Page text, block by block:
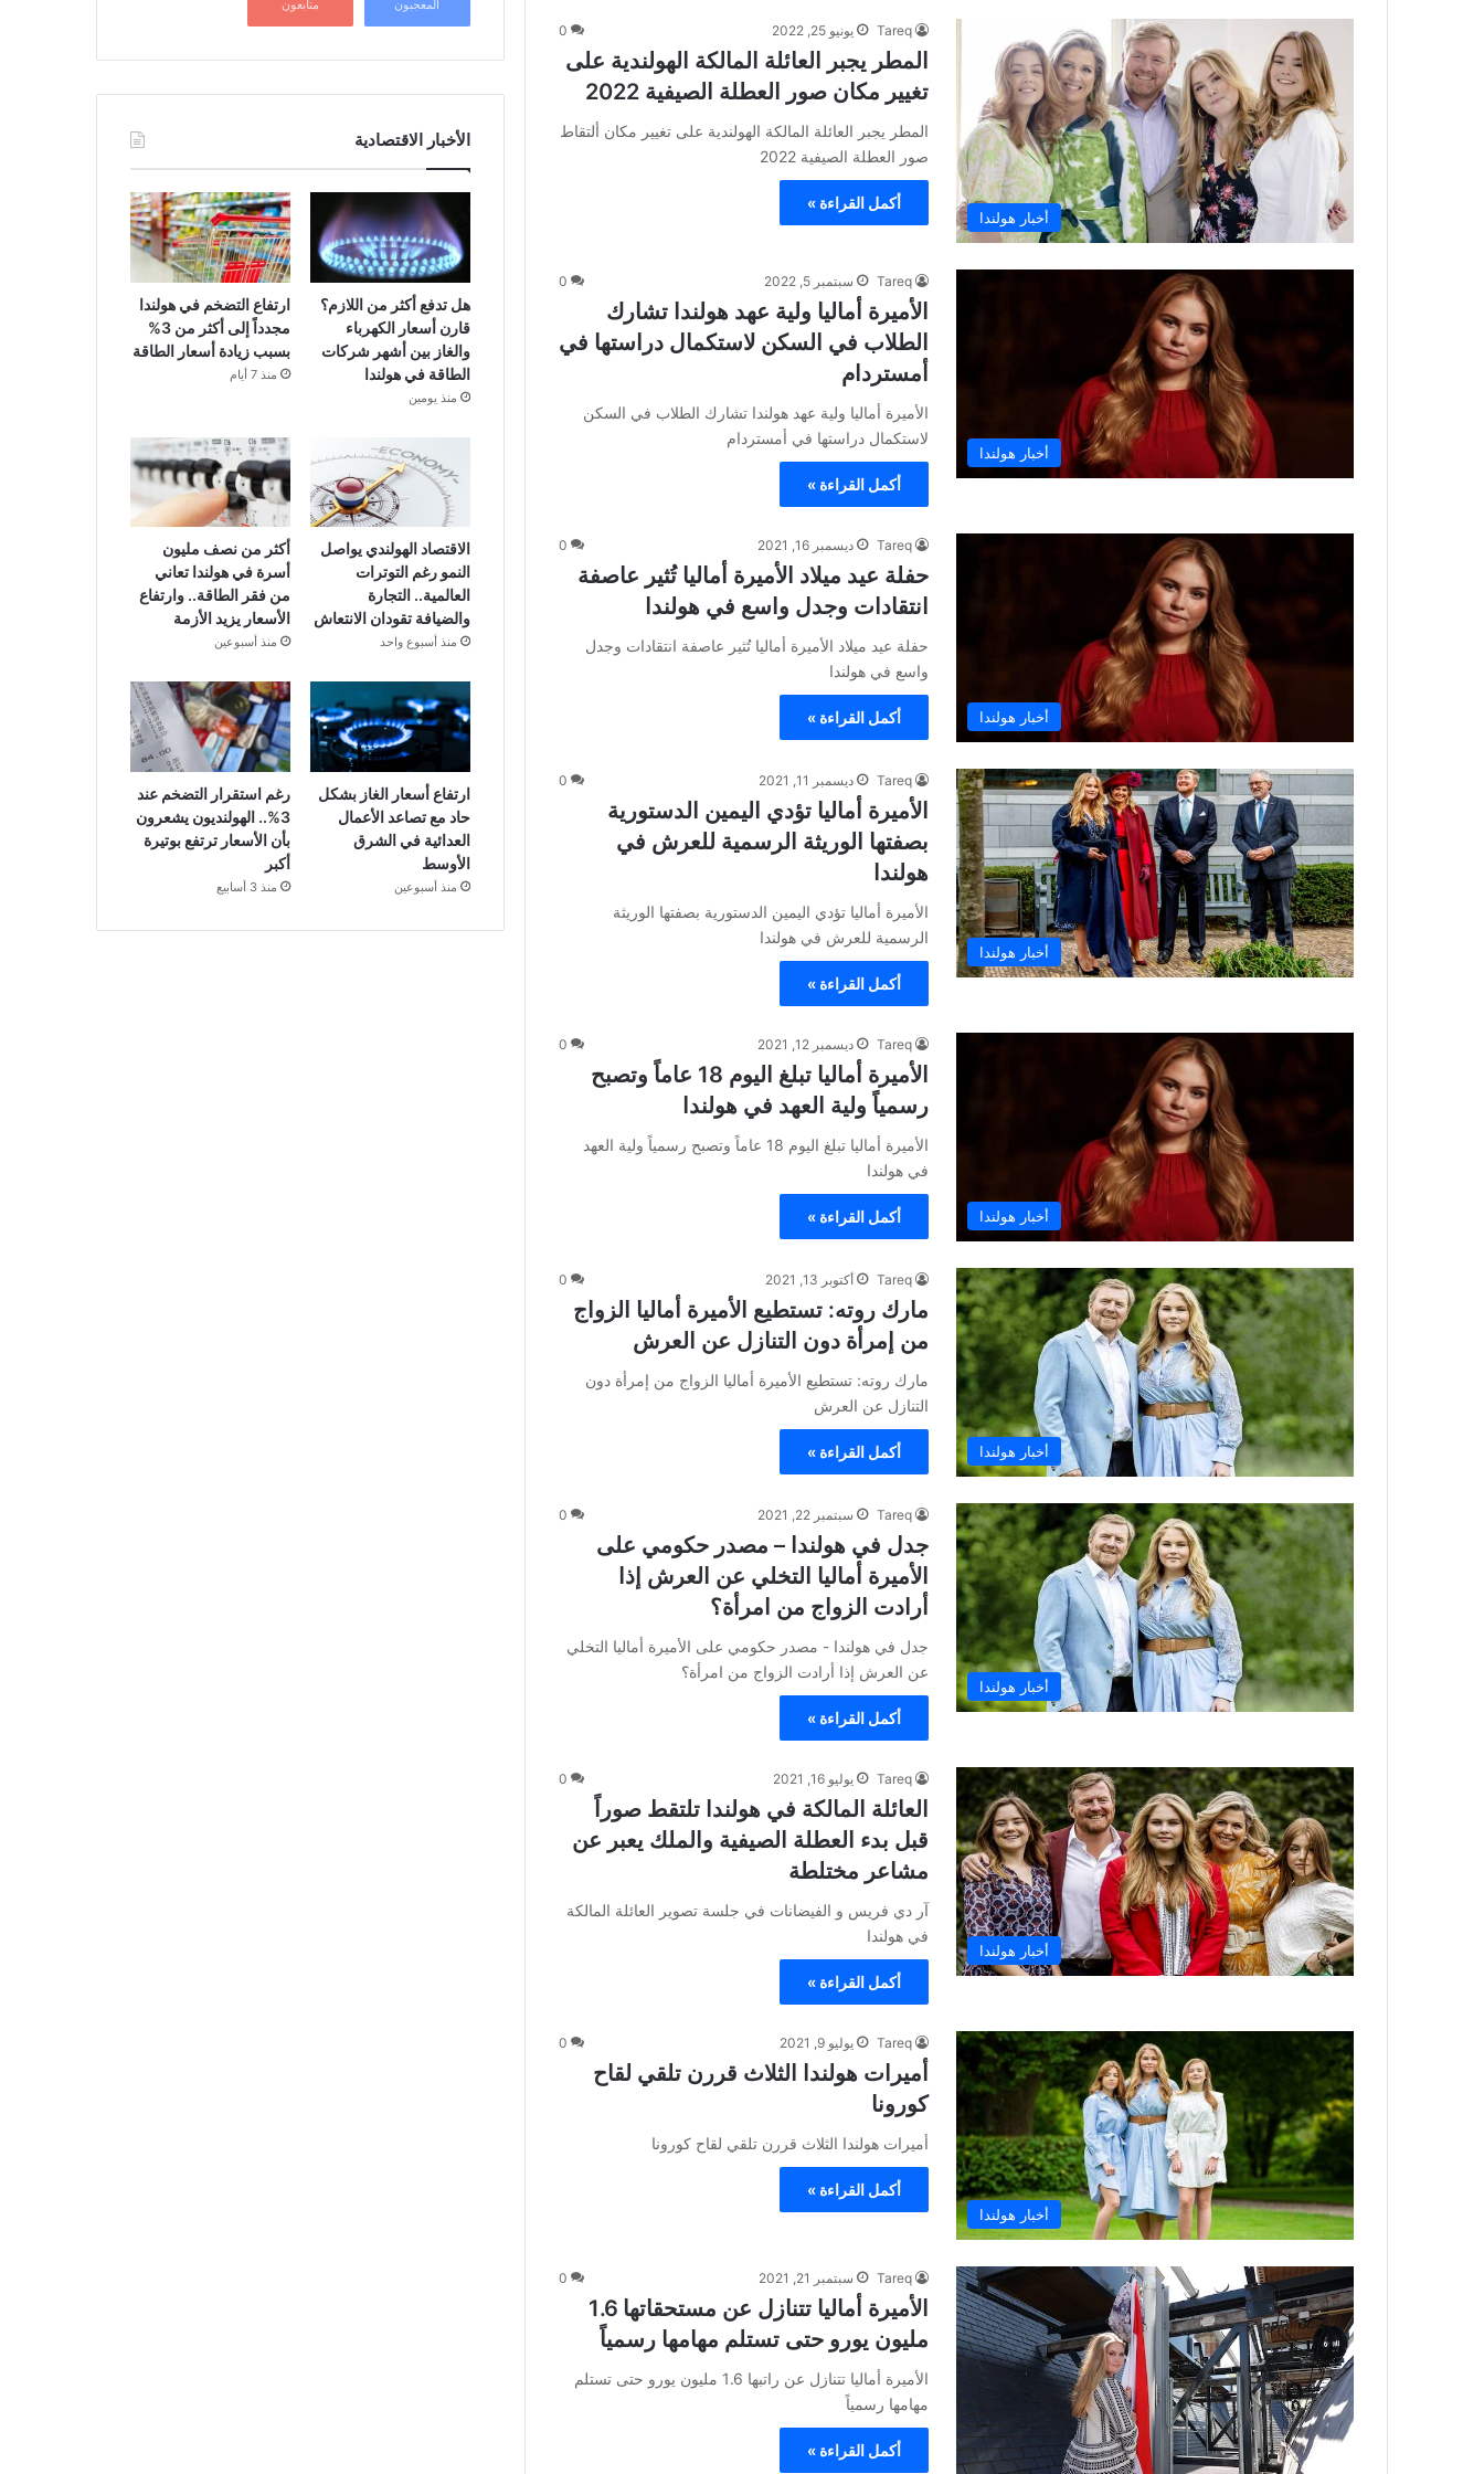
أخبار هولندا
Tareq يونيو 25, 2022 0
المطر يجبر العائلة المالكة الهولندية على
تغيير مكان صور العطلة الصيفية 2022
المطر يجبر العائلة المالكة الهولندية على تغيير مكان ألتقاط
صور العطلة الصيفية 2022
أكمل القراءة »
أخبار هولندا
Tareq سبتمبر 5, 2022 0
الأميرة أماليا ولية عهد هولندا تشارك
الطلاب في السكن لاستكمال دراستها في
أمستردام
الأميرة أماليا ولية عهد هولندا تشارك الطلاب في السكن
لاستكمال دراستها في أمستردام
أكمل القراءة »
أخبار هولندا
Tareq ديسمبر 16, 2021 0
حفلة عيد ميلاد الأميرة أماليا تُثير عاصفة
انتقادات وجدل واسع في هولندا
حفلة عيد ميلاد الأميرة أماليا تُثير عاصفة انتقادات وجدل
واسع في هولندا
أكمل القراءة »
أخبار هولندا
Tareq ديسمبر 11, 2021 0
الأميرة أماليا تؤدي اليمين الدستورية
بصفتها الوريثة الرسمية للعرش في
هولندا
الأميرة أماليا تؤدي اليمين الدستورية بصفتها الوريثة
الرسمية للعرش في هولندا
أكمل القراءة »
أخبار هولندا
Tareq ديسمبر 12, 2021 0
الأميرة أماليا تبلغ اليوم 18 عاماً وتصبح
رسمياً ولية العهد في هولندا
الأميرة أماليا تبلغ اليوم 18 عاماً وتصبح رسمياً ولية العهد
في هولندا
أكمل القراءة »
أخبار هولندا
Tareq أكتوبر 13, 2021 0
مارك روته: تستطيع الأميرة أماليا الزواج
من إمرأة دون التنازل عن العرش
مارك روته: تستطيع الأميرة أماليا الزواج من إمرأة دون
التنازل عن العرش
أكمل القراءة »
أخبار هولندا
Tareq سبتمبر 22, 2021 0
جدل في هولندا – مصدر حكومي على
الأميرة أماليا التخلي عن العرش إذا
أرادت الزواج من امرأة؟
جدل في هولندا - مصدر حكومي على الأميرة أماليا التخلي
عن العرش إذا أرادت الزواج من امرأة؟
أكمل القراءة »
أخبار هولندا
Tareq يوليو 16, 2021 0
العائلة المالكة في هولندا تلتقط صوراً
قبل بدء العطلة الصيفية والملك يعبر عن
مشاعر مختلطة
آر دي فريس و الفيضانات في جلسة تصوير العائلة المالكة
في هولندا
أكمل القراءة »
أخبار هولندا
Tareq يوليو 9, 2021 0
أميرات هولندا الثلاث قررن تلقي لقاح
كورونا
أميرات هولندا الثلاث قررن تلقي لقاح كورونا
أكمل القراءة »
Tareq سبتمبر 21, 2021 0
الأميرة أماليا تتنازل عن مستحقاتها 1.6
مليون يورو حتى تستلم مهامها رسمياً
الأميرة أماليا تتنازل عن راتبها 1.6 مليون يورو حتى تستلم
مهامها رسمياً
أكمل القراءة »
المعجبون متابعون
الأخبار الاقتصادية
هل تدفع أكثر من اللازم؟
قارن أسعار الكهرباء
والغاز بين أشهر شركات
الطاقة في هولندا
منذ يومين
ارتفاع التضخم في هولندا
مجدداً إلى أكثر من 3%
بسبب زيادة أسعار الطاقة
منذ 7 أيام
الاقتصاد الهولندي يواصل
النمو رغم التوترات
العالمية.. التجارة
والضيافة تقودان الانتعاش
منذ أسبوع واحد
أكثر من نصف مليون
أسرة في هولندا تعاني
من فقر الطاقة.. وارتفاع
الأسعار يزيد الأزمة
منذ أسبوعين
ارتفاع أسعار الغاز بشكل
حاد مع تصاعد الأعمال
العدائية في الشرق
الأوسط
منذ أسبوعين
رغم استقرار التضخم عند
3%.. الهولنديون يشعرون
بأن الأسعار ترتفع بوتيرة
أكبر
منذ 3 أسابيع